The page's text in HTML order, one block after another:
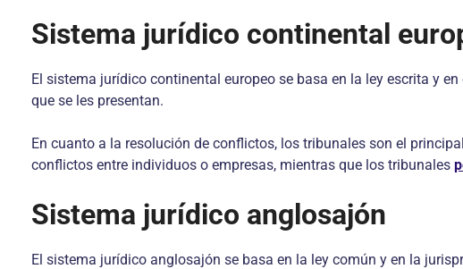
Sistema jurídico continental
El sistema jurídico continental europeo se basa en la ley escrita y
que se les presentan.
En cuanto a la resolución de conflictos, los tribunales son el
conflictos entre individuos o empresas, mientras que los tribunales
Sistema jurídico anglosajón
El sistema jurídico anglosajón se basa en la ley común y en la